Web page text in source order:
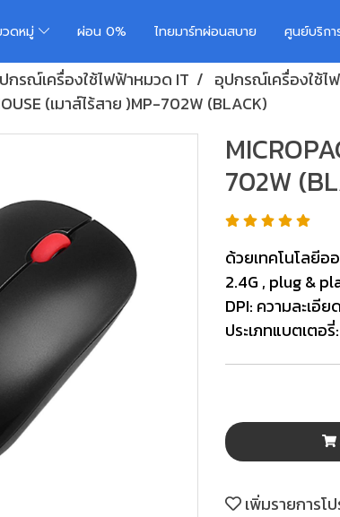
ดหมู่ ผ่อน 0% ไทยมาร์ทผ่อนสบาย ศูนย์บริกา
กรณ์เครื่องใช้ไฟฟ้าหมวด IT อุปกรณ์เครื่องใช้ไ
(เมาส์ไร้สาย )MP-702W (BLACK)
702W
ด้วยเทคโนโลยี
2.4G , plug &
DPI: ความละเอี
ประเภทแบตเตอ
เพิ่มรายการโ